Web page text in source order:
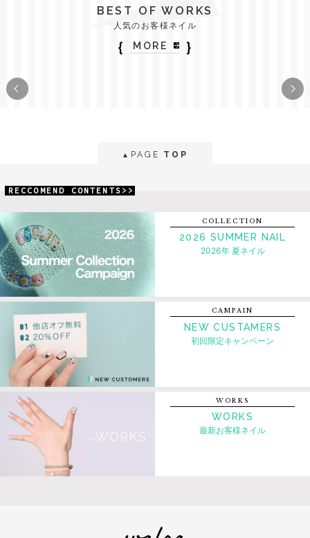
BEST OF WORKS
人気のお客様ネイル
｛ MORE ｝
▲ PAGE TOP
RECCOMEND CONTENTS>>
COLLECTION
2026 SUMMER NAIL
2026年 夏ネイル
CAMPAIN
NEW CUSTAMERS
初回限定キャンペーン
WORKS
WORKS
最新お客様ネイル